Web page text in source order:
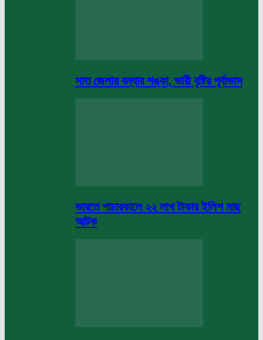
সাত জেলায় বন্যার শঙ্কা, ভারী বৃষ্টির পূর্বাভাস
ভারতে পাচারকালে ২২ লাখ টাকার ইলিশ মাছ
আটক